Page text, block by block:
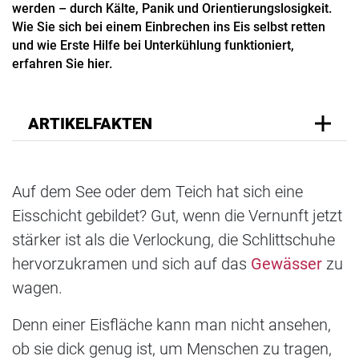
werden – durch Kälte, Panik und Orientierungslosigkeit.
Wie Sie sich bei einem Einbrechen ins Eis selbst retten
und wie Erste Hilfe bei Unterkühlung funktioniert,
erfahren Sie hier.
ARTIKELFAKTEN
Auf dem See oder dem Teich hat sich eine
Eisschicht gebildet? Gut, wenn die Vernunft jetzt
stärker ist als die Verlockung, die Schlittschuhe
hervorzukramen und sich auf das Gewässer zu
wagen.
Denn einer Eisfläche kann man nicht ansehen,
ob sie dick genug ist, um Menschen zu tragen,